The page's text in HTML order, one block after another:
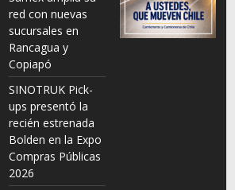
red con nuevas
sucursales en
Rancagua y
Copiapó
SINOTRUK Pick-
ups presentó la
recién estrenada
Bolden en la Expo
Compras Públicas
2026